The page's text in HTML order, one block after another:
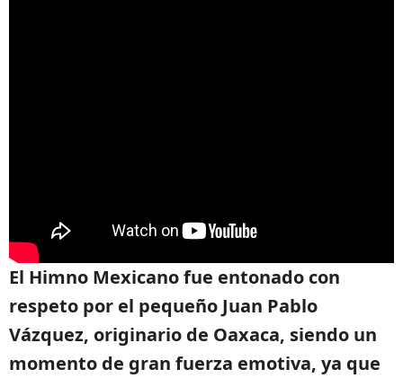
El Himno Mexicano fue entonado con
respeto por el pequeño Juan Pablo
Vázquez, originario de Oaxaca, siendo un
momento de gran fuerza emotiva, ya que